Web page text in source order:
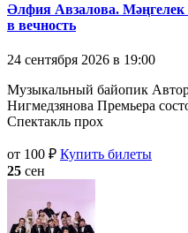
Әлфия Авзалова.
в вечность
24 сентября 2026 в 19:00
Музыкальный байопик
Нигмедзянова Премьера
Спектакль прох
от 100 ₽ Купить билеты
25 сен